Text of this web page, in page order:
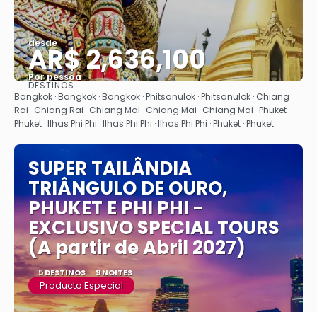
desde
AR$ 2,636,100
Por pessoa
Vejo
DESTINOS
Bangkok · Bangkok · Bangkok · Phitsanulok · Phitsanulok · Chiang
Rai · Chiang Rai · Chiang Mai · Chiang Mai · Chiang Mai · Phuket ·
Phuket · Ilhas Phi Phi · Ilhas Phi Phi · Ilhas Phi Phi · Phuket · Phuket
SUPER TAILÂNDIA
TRIÂNGULO DE OURO,
PHUKET E PHI PHI -
EXCLUSIVO SPECIAL TOURS
(A partir de Abril 2027)
5 DESTINOS 9 NOITES
Producto Especial